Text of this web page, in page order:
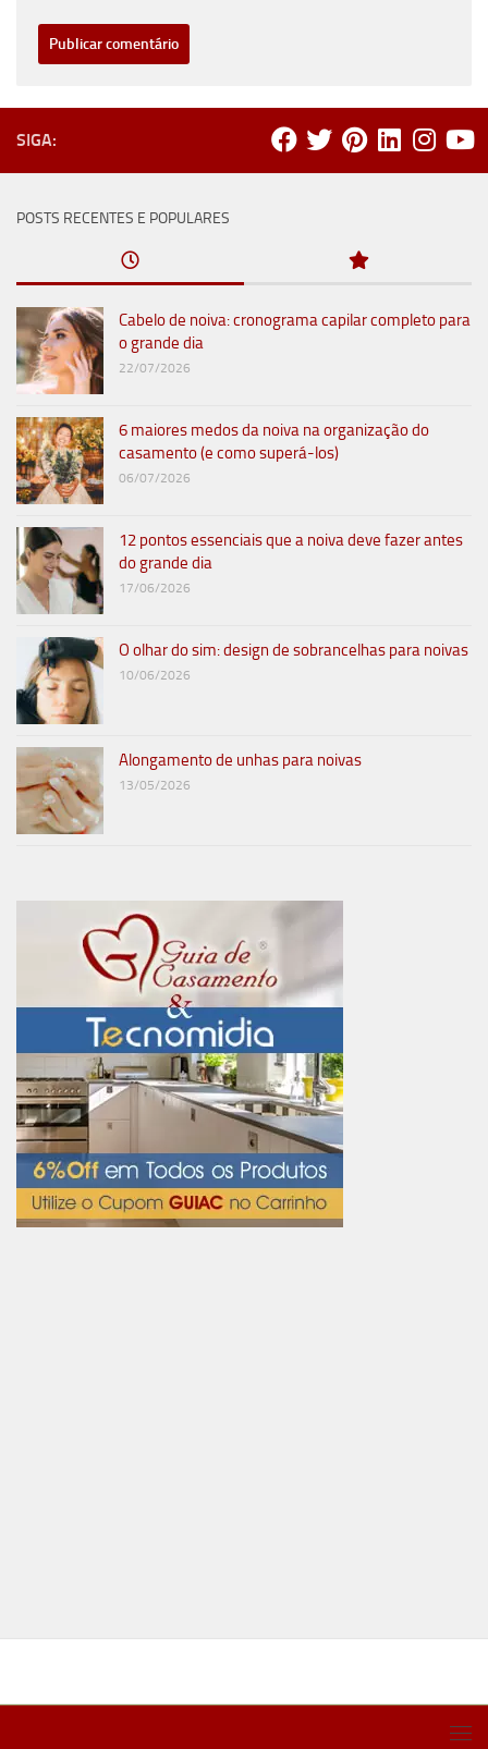
SIGA:
POSTS RECENTES E POPULARES
Cabelo de noiva: cronograma capilar completo para
o grande dia
22/07/2026
6 maiores medos da noiva na organização do
casamento (e como superá-los)
06/07/2026
12 pontos essenciais que a noiva deve fazer antes
do grande dia
17/06/2026
O olhar do sim: design de sobrancelhas para noivas
10/06/2026
Alongamento de unhas para noivas
13/05/2026